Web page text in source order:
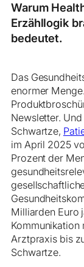
Warum
Erzähllogik
bedeutet.
Das
enormer
Newsletter.
Schwartze,
im April 2025
Prozent der
Milliarden Euro
Kommunikation
Arztpraxis bis
Schwartze.